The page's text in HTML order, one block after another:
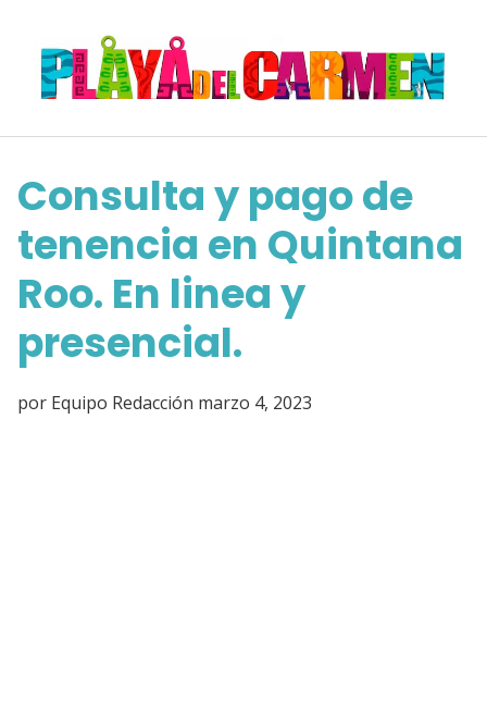
contenido
Consulta y pago de
tenencia en Quintana
Roo. En linea y
presencial.
por Equipo Redacción marzo 4, 2023